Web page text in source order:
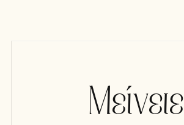
Μείνετε